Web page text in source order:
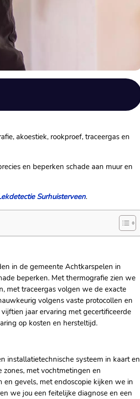
akoestiek, rookproef, traceergas en
en beperken schade aan muur en
Surhuisterveen.
in de gemeente Achtkarspelen in
beperken. Met thermografie zien we
met traceergas volgen we de exacte
volgens vaste protocollen en
jaar ervaring met gecertificeerde
op kosten en hersteltijd.
installatietechnische systeem in kaart en
met vochtmetingen en
gevels, met endoscopie kijken we in
we jou een feitelijke diagnose en een